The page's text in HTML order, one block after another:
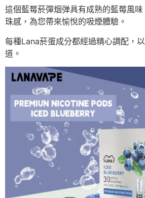
這個藍莓菸彈烟弹具有成熟的藍莓風
珠感，為您帶來愉悅的吸煙體驗。
每種Lana菸蛋成分都經過精心調配，
道。